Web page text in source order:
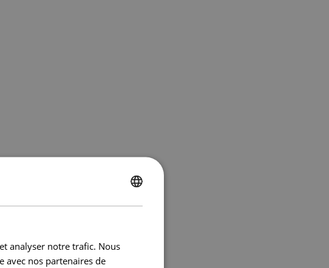
analyser notre trafic. Nous
avec nos partenaires de